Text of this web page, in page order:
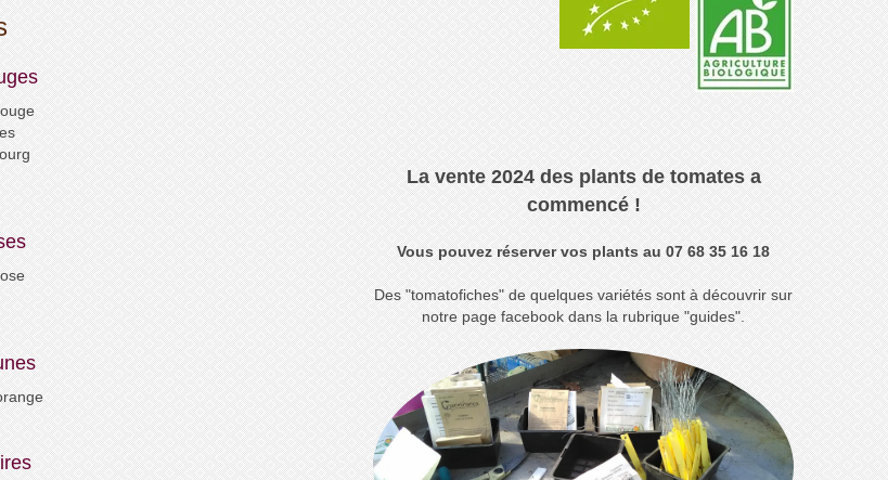
La vente 2024 des plants de tomates a
commencé !
Vous pouvez réserver vos plants au 07 68 35 16 18
Des "tomatofiches" de quelques variétés sont à découvrir sur
notre page facebook dans la rubrique "guides".